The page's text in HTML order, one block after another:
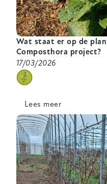
Wat staat er op de
Composthora project?
17/03/2026
categorie
Lees meer
Wat
staat
er
op
de
planning